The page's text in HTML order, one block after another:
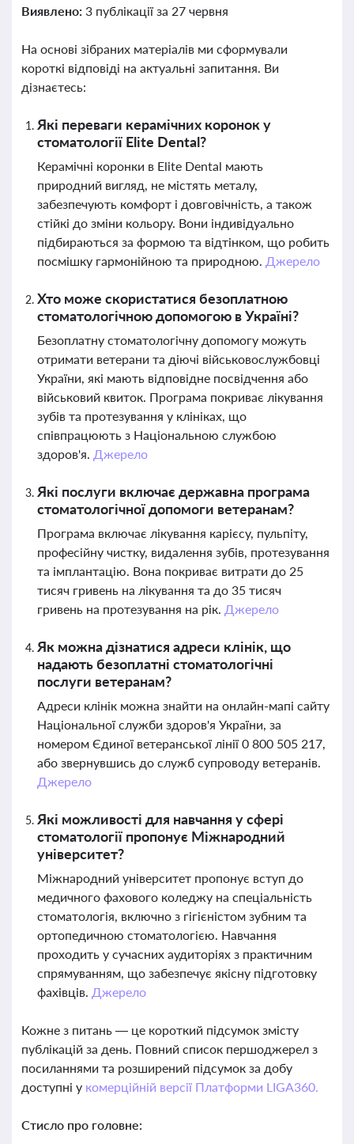
Виявлено: 3 публікації за 27 червня
На основі зібраних матеріалів ми сформували
короткі відповіді на актуальні запитання. Ви
дізнаєтесь:
Які переваги керамічних коронок у
стоматології Elite Dental?
Керамічні коронки в Elite Dental мають
природний вигляд, не містять металу,
забезпечують комфорт і довговічність, а також
стійкі до зміни кольору. Вони індивідуально
підбираються за формою та відтінком, що робить
посмішку гармонійною та природною. Джерело
Хто може скористатися безоплатною
стоматологічною допомогою в Україні?
Безоплатну стоматологічну допомогу можуть
отримати ветерани та діючі військовослужбовці
України, які мають відповідне посвідчення або
військовий квиток. Програма покриває лікування
зубів та протезування у клініках, що
співпрацюють з Національною службою
здоров'я. Джерело
Які послуги включає державна програма
стоматологічної допомоги ветеранам?
Програма включає лікування карієсу, пульпіту,
професійну чистку, видалення зубів, протезування
та імплантацію. Вона покриває витрати до 25
тисяч гривень на лікування та до 35 тисяч
гривень на протезування на рік. Джерело
Як можна дізнатися адреси клінік, що
надають безоплатні стоматологічні
послуги ветеранам?
Адреси клінік можна знайти на онлайн-мапі сайту
Національної служби здоров'я України, за
номером Єдиної ветеранської лінії 0 800 505 217,
або звернувшись до служб супроводу ветеранів.
Джерело
Які можливості для навчання у сфері
стоматології пропонує Міжнародний
університет?
Міжнародний університет пропонує вступ до
медичного фахового коледжу на спеціальність
стоматологія, включно з гігієністом зубним та
ортопедичною стоматологією. Навчання
проходить у сучасних аудиторіях з практичним
спрямуванням, що забезпечує якісну підготовку
фахівців. Джерело
Кожне з питань — це короткий підсумок змісту
публікацій за день. Повний список першоджерел з
посиланнями та розширений підсумок за добу
доступні у комерційній версії Платформи LIGA360.
Стисло про головне: